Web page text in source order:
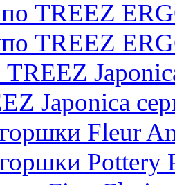
TREEZ
TREEZ
Japonica
Fleur
Pottery